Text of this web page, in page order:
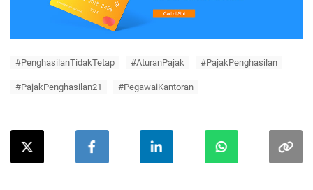
#PenghasilanTidakTetap #AturanPajak #PajakPenghasilan
#PajakPenghasilan21 #PegawaiKantoran